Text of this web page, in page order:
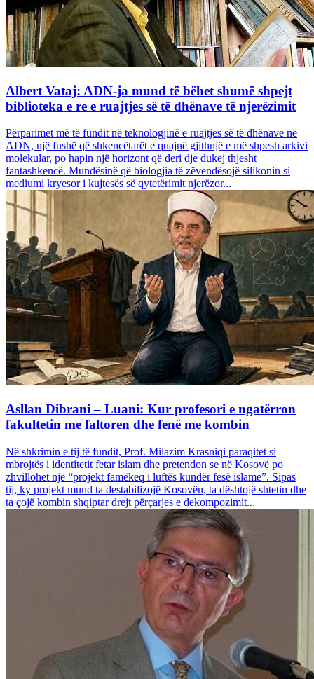
Albert Vataj: ADN-ja mund të bëhet shumë shpejt
biblioteka e re e ruajtjes së të dhënave të njerëzimit
Përparimet më të fundit në teknologjinë e ruajtjes së të dhënave në
ADN, një fushë që shkencëtarët e quajnë gjithnjë e më shpesh arkivi
molekular, po hapin një horizont që deri dje dukej thjesht
fantashkencë. Mundësinë që biologjia të zëvendësojë silikonin si
mediumi kryesor i kujtesës së qytetërimit njerëzor...
Asllan Dibrani – Luani: Kur profesori e ngatërron
fakultetin me faltoren dhe fenë me kombin
Në shkrimin e tij të fundit, Prof. Milazim Krasniqi paraqitet si
mbrojtës i identitetit fetar islam dhe pretendon se në Kosovë po
zhvillohet një “projekt famëkeq i luftës kundër fesë islame”. Sipas
tij, ky projekt mund ta destabilizojë Kosovën, ta dështojë shtetin dhe
ta çojë kombin shqiptar drejt përçarjes e dekompozimit...